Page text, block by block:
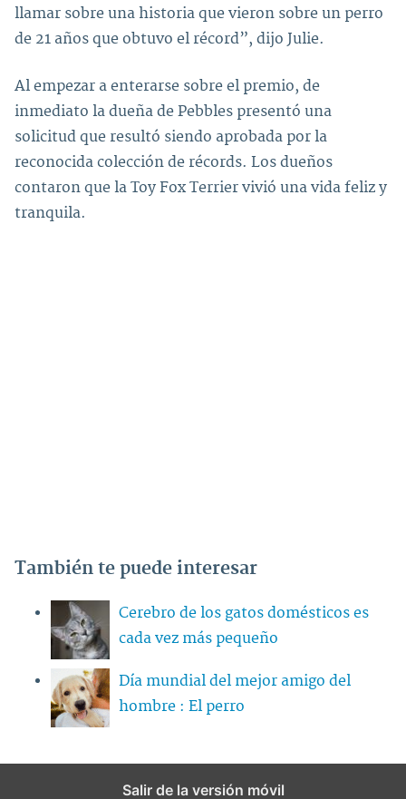
llamar sobre una historia que vieron sobre un perro
de 21 años que obtuvo el récord”, dijo Julie.
Al empezar a enterarse sobre el premio, de
inmediato la dueña de Pebbles presentó una
solicitud que resultó siendo aprobada por la
reconocida colección de récords. Los dueños
contaron que la Toy Fox Terrier vivió una vida feliz y
tranquila.
También te puede interesar
Cerebro de los gatos domésticos es
cada vez más pequeño
Día mundial del mejor amigo del
hombre : El perro
Salir de la versión móvil